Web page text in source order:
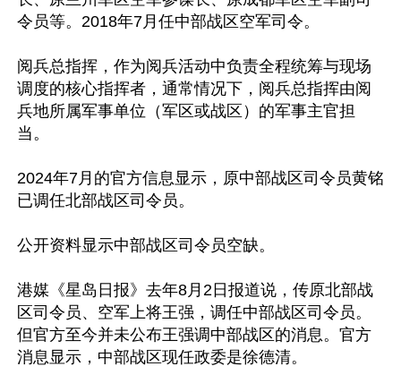
令员等。2018年7月任中部战区空军司令。
阅兵总指挥，作为阅兵活动中负责全程统筹与现场
调度的核心指挥者，通常情况下，阅兵总指挥由阅
兵地所属军事单位（军区或战区）的军事主官担
当。
2024年7月的官方信息显示，原中部战区司令员黄铭
已调任北部战区司令员。
公开资料显示中部战区司令员空缺。
港媒《星岛日报》去年8月2日报道说，传原北部战
区司令员、空军上将王强，调任中部战区司令员。
但官方至今并未公布王强调中部战区的消息。官方
消息显示，中部战区现任政委是徐德清。